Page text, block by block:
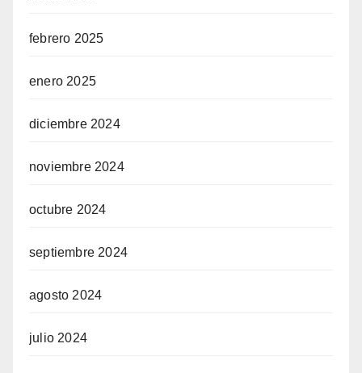
febrero 2025
enero 2025
diciembre 2024
noviembre 2024
octubre 2024
septiembre 2024
agosto 2024
julio 2024